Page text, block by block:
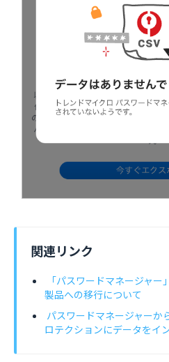
関連リンク
「パスワードマネージャ
製品への移行について
パスワードマネージャーか
ロテクションにデータをイ